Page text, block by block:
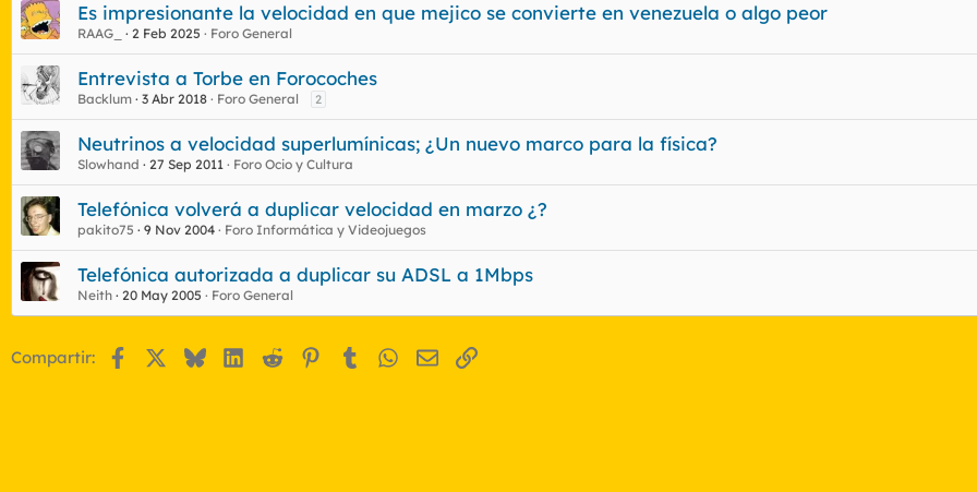
Es impresionante la velocidad en que mejico se convierte en venezuela o algo peor
RAAG_ 2 Feb 2025 Foro General
Entrevista a Torbe en Forocoches
Backlum 3 Abr 2018 Foro General 2
Neutrinos a velocidad superlumínicas; ¿Un nuevo marco para la física?
Slowhand 27 Sep 2011 Foro Ocio y Cultura
Telefónica volverá a duplicar velocidad en marzo ¿?
pakito75 9 Nov 2004 Foro Informática y Videojuegos
Telefónica autorizada a duplicar su ADSL a 1Mbps
Neith 20 May 2005 Foro General
Compartir: FacebookBlueskyLinkedIn
Reddit Pinterest
Tumblr WhatsApp
EmailEnlace